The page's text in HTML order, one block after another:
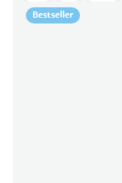
Bestseller